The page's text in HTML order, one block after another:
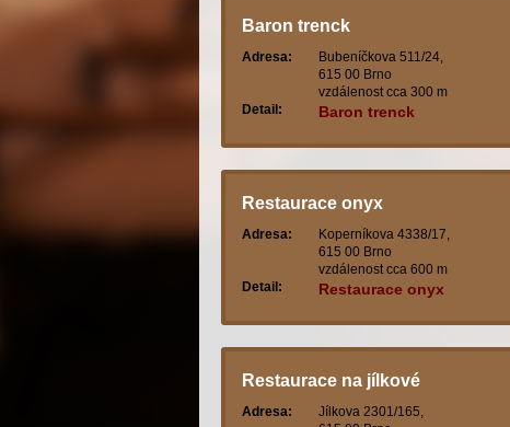
Baron trenck
Adresa:
Bubeníčkova 511/24,
615 00 Brno
vzdálenost cca 300 m
Detail:
Baron trenck
Restaurace onyx
Adresa:
Koperníkova 4338/17,
615 00 Brno
vzdálenost cca 600 m
Detail:
Restaurace onyx
Restaurace na jílkové
Adresa:
Jílkova 2301/165,